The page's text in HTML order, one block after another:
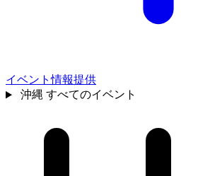
イベント情報提供
沖縄 すべてのイベント